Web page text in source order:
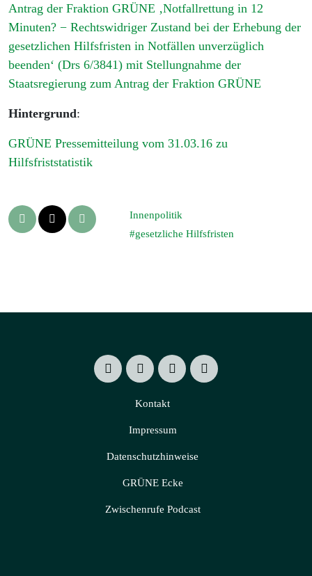
Antrag der Fraktion GRÜNE ‚Notfallrettung in 12
Minuten? − Rechtswidriger Zustand bei der Erhebung der
gesetzlichen Hilfsfristen in Notfällen unverzüglich
beenden‘ (Drs 6/3841) mit Stellungnahme der
Staatsregierung zum Antrag der Fraktion GRÜNE
Hintergrund:
GRÜNE Pressemitteilung vom 31.03.16 zu
Hilfsfriststatistik
Innenpolitik
gesetzliche Hilfsfristen
Kontakt
Impressum
Datenschutzhinweise
GRÜNE Ecke
Zwischenrufe Podcast